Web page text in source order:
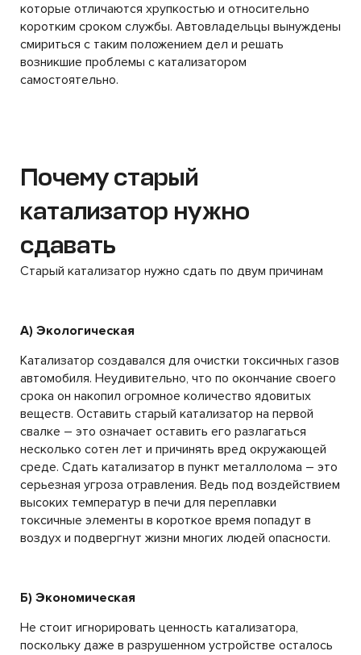
которые отличаются хрупкостью и относительно
коротким сроком службы. Автовладельцы вынуждены
смириться с таким положением дел и решать
возникшие проблемы с катализатором
самостоятельно.
Почему старый
катализатор нужно
сдавать
Старый катализатор нужно сдать по двум причинам
А) Экологическая
Катализатор создавался для очистки токсичных газов
автомобиля. Неудивительно, что по окончание своего
срока он накопил огромное количество ядовитых
веществ. Оставить старый катализатор на первой
свалке – это означает оставить его разлагаться
несколько сотен лет и причинять вред окружающей
среде. Сдать катализатор в пункт металлолома – это
серьезная угроза отравления. Ведь под воздействием
высоких температур в печи для переплавки
токсичные элементы в короткое время попадут в
воздух и подвергнут жизни многих людей опасности.
Б) Экономическая
Не стоит игнорировать ценность катализатора,
поскольку даже в разрушенном устройстве осталось